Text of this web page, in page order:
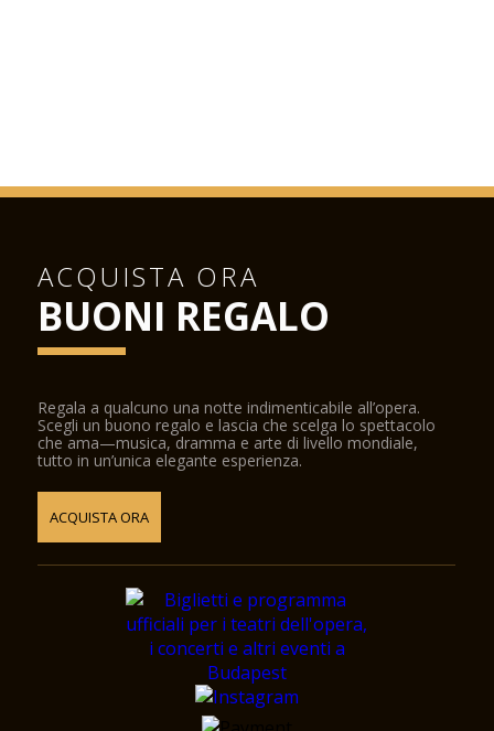
ACQUISTA ORA
BUONI REGALO
Regala a qualcuno una notte indimenticabile all’opera.
Scegli un buono regalo e lascia che scelga lo spettacolo
che ama—musica, dramma e arte di livello mondiale,
tutto in un’unica elegante esperienza.
ACQUISTA ORA